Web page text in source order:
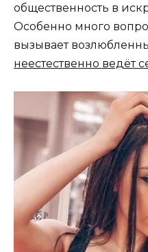
общественность в
Особенно много
вызывает
неестественно ведёт